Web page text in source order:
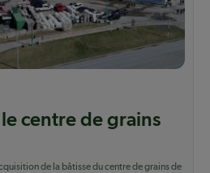
centre de grains
de la bâtisse du centre de grains de